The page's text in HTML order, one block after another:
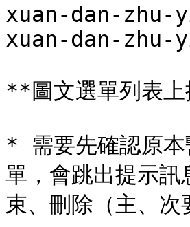
xuan-dan-
xuan-dan-
**圖文選單列表
* 需要先確認原本
單，會跳出提示訊
束、刪除（主、